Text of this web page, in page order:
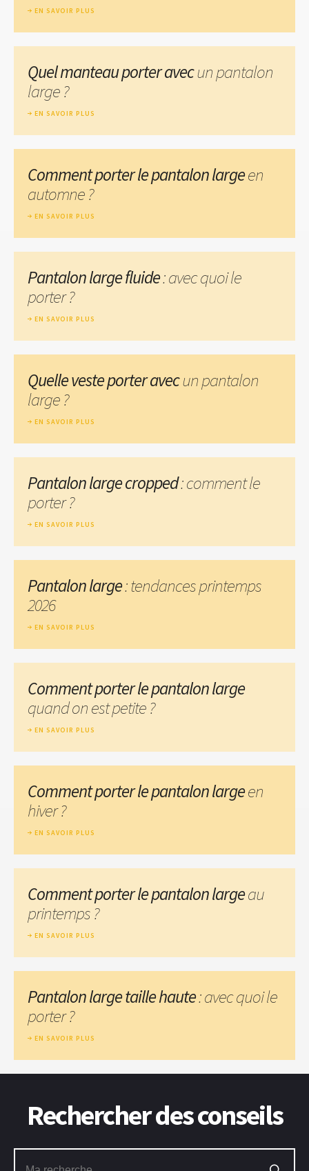
EN SAVOIR PLUS
Quel manteau porter avecun pantalon
large ?
EN SAVOIR PLUS
Comment porter le pantalon largeen
automne ?
EN SAVOIR PLUS
Pantalon large fluide: avec quoi le
porter ?
EN SAVOIR PLUS
Quelle veste porter avecun pantalon
large ?
EN SAVOIR PLUS
Pantalon large cropped: comment le
porter ?
EN SAVOIR PLUS
Pantalon large: tendances printemps
2026
EN SAVOIR PLUS
Comment porter le pantalon large
quand on est petite ?
EN SAVOIR PLUS
Comment porter le pantalon largeen
hiver ?
EN SAVOIR PLUS
Comment porter le pantalon largeau
printemps ?
EN SAVOIR PLUS
Pantalon large taille haute: avec quoi le
porter ?
EN SAVOIR PLUS
Rechercher des conseils